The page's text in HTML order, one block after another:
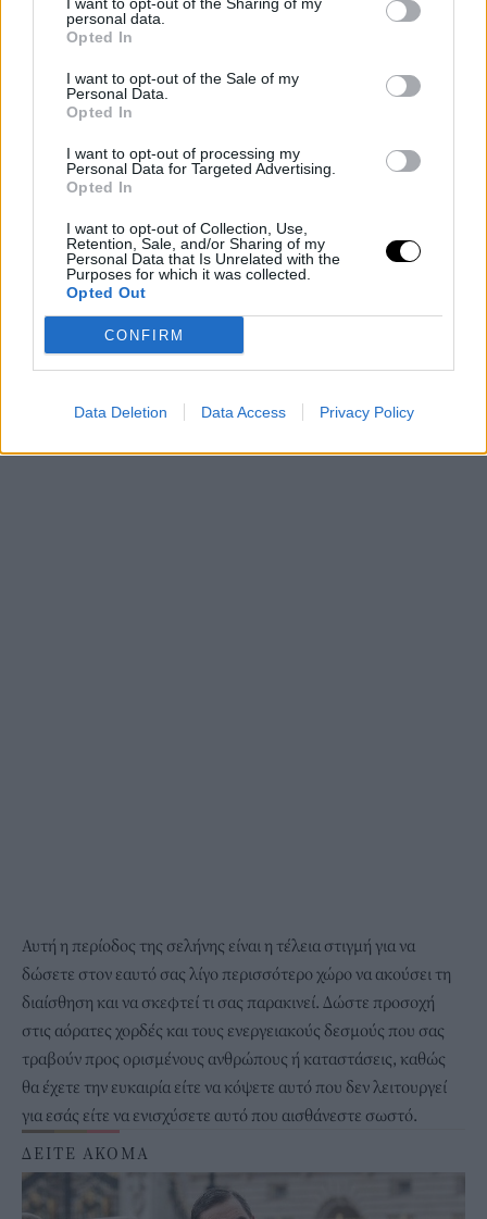
personal data.
Opted In
I want to opt-out of the Sale of my
Personal Data.
Opted In
I want to opt-out of processing my
Personal Data for Targeted Advertising.
Opted In
I want to opt-out of Collection, Use,
Retention, Sale, and/or Sharing of my
Personal Data that Is Unrelated with the
Purposes for which it was collected.
Opted Out
CONFIRM
Data Deletion Data Access Privacy Policy
Ο Τοξότης μπορεί να «μαλακώσει» κατά τη διάρκεια της νέας
σελήνης του Ιουλίου.
Η νέα σελήνη του Ιουλίου ανατέλλει στον ασταθή και
περίπλοκο όγδοο οίκο σας αλλά αυτό δεν σημαίνει ότι θα φέρει
αναταράξεις. Η Σελήνη στον Καρκίνο βυθίζεται στα
συναισθήματα, οπότε η ενδοσκοπική ατμόσφαιρα μπορεί
αγαπημένους σας ή κάποιες ενδυναμωτικές συνειδητοποιήσεις.
Αυτή η περίοδος της σελήνης είναι η τέλεια στιγμή για να
δώσετε στον εαυτό σας λίγο περισσότερο χώρο να ακούσει τη
διαίσθηση και να σκεφτεί τι σας παρακινεί. Δώστε προσοχή
στις αόρατες χορδές και τους ενεργειακούς δεσμούς που σας
τραβούν προς ορισμένους ανθρώπους ή καταστάσεις, καθώς
θα έχετε την ευκαιρία είτε να κόψετε αυτό που δεν λειτουργεί
για εσάς είτε να ενισχύσετε αυτό που αισθάνεστε σωστό.
ΔΕΙΤΕ ΑΚΟΜΑ